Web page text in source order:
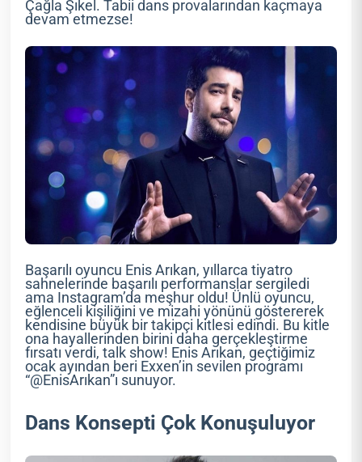
Çağla Şıkel. Tabii dans provalarından kaçmaya
devam etmezse!
Başarılı oyuncu Enis Arıkan, yıllarca tiyatro
sahnelerinde başarılı performanslar sergiledi
ama Instagram’da meşhur oldu! Ünlü oyuncu,
eğlenceli kişiliğini ve mizahi yönünü göstererek
kendisine büyük bir takipçi kitlesi edindi. Bu kitle
ona hayallerinden birini daha gerçekleştirme
fırsatı verdi, talk show! Enis Arıkan, geçtiğimiz
ocak ayından beri Exxen’in sevilen programı
“@EnisArıkan”ı sunuyor.
Dans Konsepti Çok Konuşuluyor